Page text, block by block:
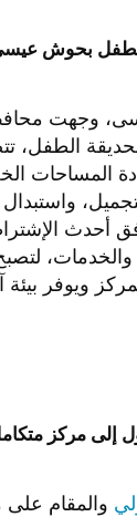
بحوش
وجهت محافظ
الطفل،
المساحات
واستبدال
أحدث
ويوفر بيئة
إلى مركز